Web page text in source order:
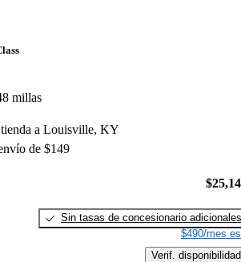
millas
tienda a Louisville, KY
de $149
Sin tasas de concesionario adicionales
$490/mes
Verif. disponibilidad